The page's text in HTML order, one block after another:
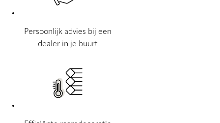
Persoonlijk advies bij een
dealer in je buurt